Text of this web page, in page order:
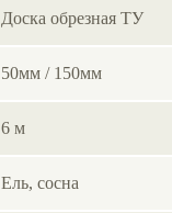
Доска обрезная ТУ
50мм / 150мм
6 м
Ель, cосна